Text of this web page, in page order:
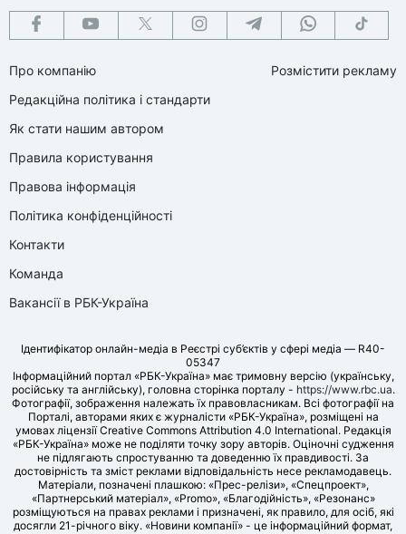
Про компанію
Редакційна політика і стандарти
Як стати нашим автором
Правила користування
Правова інформація
Політика конфіденційності
Контакти
Команда
Вакансії в РБК-Україна
Розмістити рекламу
Ідентифікатор онлайн-медіа в Реєстрі суб’єктів у сфері медіа — R40-
05347
Інформаційний портал «РБК-Україна» має тримовну версію (українську,
російську та англійську), головна сторінка порталу - https://www.rbc.ua.
Фотографії, зображення належать їх правовласникам. Всі фотографії на
Порталі, авторами яких є журналісти «РБК-Україна», розміщені на
умовах ліцензії Creative Commons Attribution 4.0 International. Редакція
«РБК-Україна» може не поділяти точку зору авторів. Оціночні судження
не підлягають спростуванню та доведенню їх правдивості. За
достовірність та зміст реклами відповідальність несе рекламодавець.
Матеріали, позначені плашкою: «Прес-релізи», «Спецпроект»,
«Партнерський матеріал», «Promo», «Благодійність», «Резонанс»
розміщуються на правах реклами і призначені, як правило, для осіб, які
досягли 21-річного віку. «Новини компанії» - це інформаційний формат,